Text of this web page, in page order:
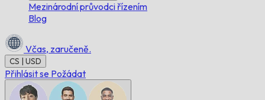
Mezinárodní průvodci řízením
Blog
Včas, zaručeně.
CS | USD
Přihlásit se Požádat